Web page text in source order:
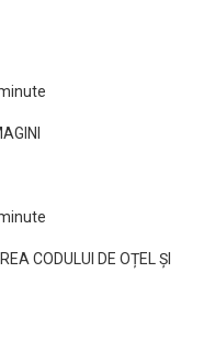
CODULUI DE OȚEL ȘI